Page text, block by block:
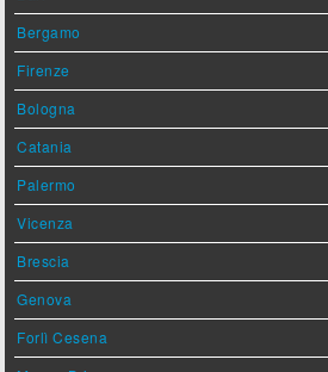
Bergamo
Firenze
Bologna
Catania
Palermo
Vicenza
Brescia
Genova
Forlì Cesena